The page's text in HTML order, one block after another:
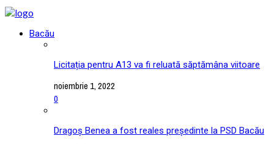
Bacău
Licitația pentru A13 va fi reluată săptămâna viitoare
noiembrie 1, 2022
0
Dragoș Benea a fost reales președinte la PSD Bacău